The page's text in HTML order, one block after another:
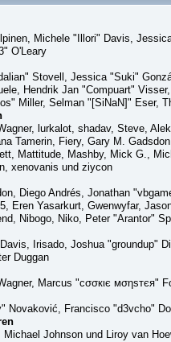
Michele "Illori" Davis,
O'Leary
Stovell, Jessica "Suki"
Hendrik Jan "Compuart"
Miller, Selman "[SiNaN]" Eser,
lurkalot, shadav, Steve,
Tamerin, Fiery, Gary M.
Mattitude, Mashby, Mick G.,
xenovanis und ziycon
Diego Andrés, Jonathan
Eren Yasarkurt, Gwenwyfar,
Nibogo, Niko, Peter "Arantor"
Irisado, Joshua "groundup"
Duggan
Marcus "cσσкιє мσηѕтєя"
Novaković, Francisco "d3vcho"
Michael Johnson und Liroy van